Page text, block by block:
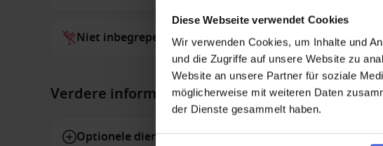
Diese Webseite verwendet Cookies
Wir verwenden Cookies, um Inhalte und
und die Zugriffe auf unsere Website zu
Website an unsere Partner für soziale
möglicherweise mit weiteren Daten
der Dienste gesammelt haben.
Niet inbegrepen bij alles
Verdere informatie
Optionele diensten